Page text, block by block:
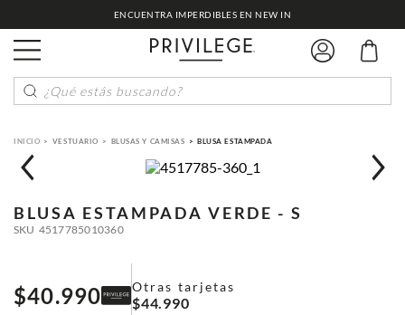
ENCUENTRA IMPERDIBLES EN NEW IN
¿Qué estás buscando?
VESTUARIO BLUSAS Y CAMISAS BLUSA ESTAMPADA
BLUSA ESTAMPADA VERDE - S
SKU 4517785010360
$40.990 Otras tarjetas
$44.990